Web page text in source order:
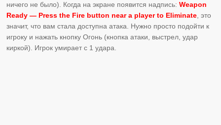
ничего не было). Когда на экране появится надпись:Weapon
Ready — Press the Fire button near a player to Eliminate , это
значит, что вам стала доступна атака. Нужно просто подойти к
игроку и нажать кнопку Огонь (кнопка атаки, выстрел, удар
киркой). Игрок умирает с 1 удара.